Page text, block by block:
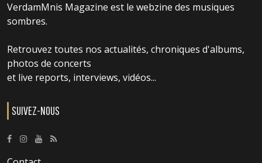
VerdamMnis Magazine est le webzine des musiques
sombres.
Retrouvez toutes nos actualités, chroniques d'albums,
photos de concerts
et live reports, interviews, vidéos...
SUIVEZ-NOUS